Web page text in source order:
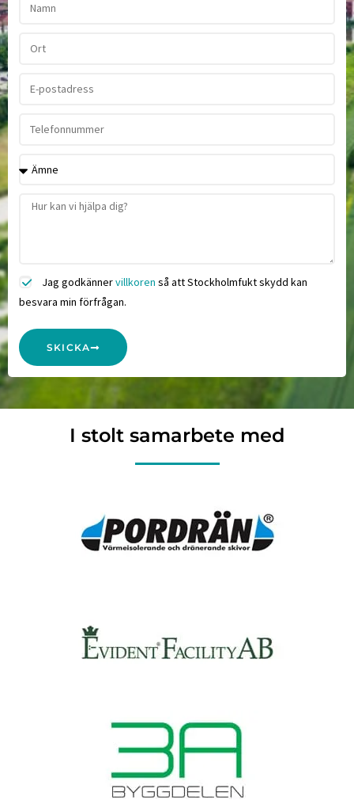
Jag godkännervillkoren så att Stockholmfukt skydd kan
besvara min förfrågan.
SKICKA
I stolt samarbete med